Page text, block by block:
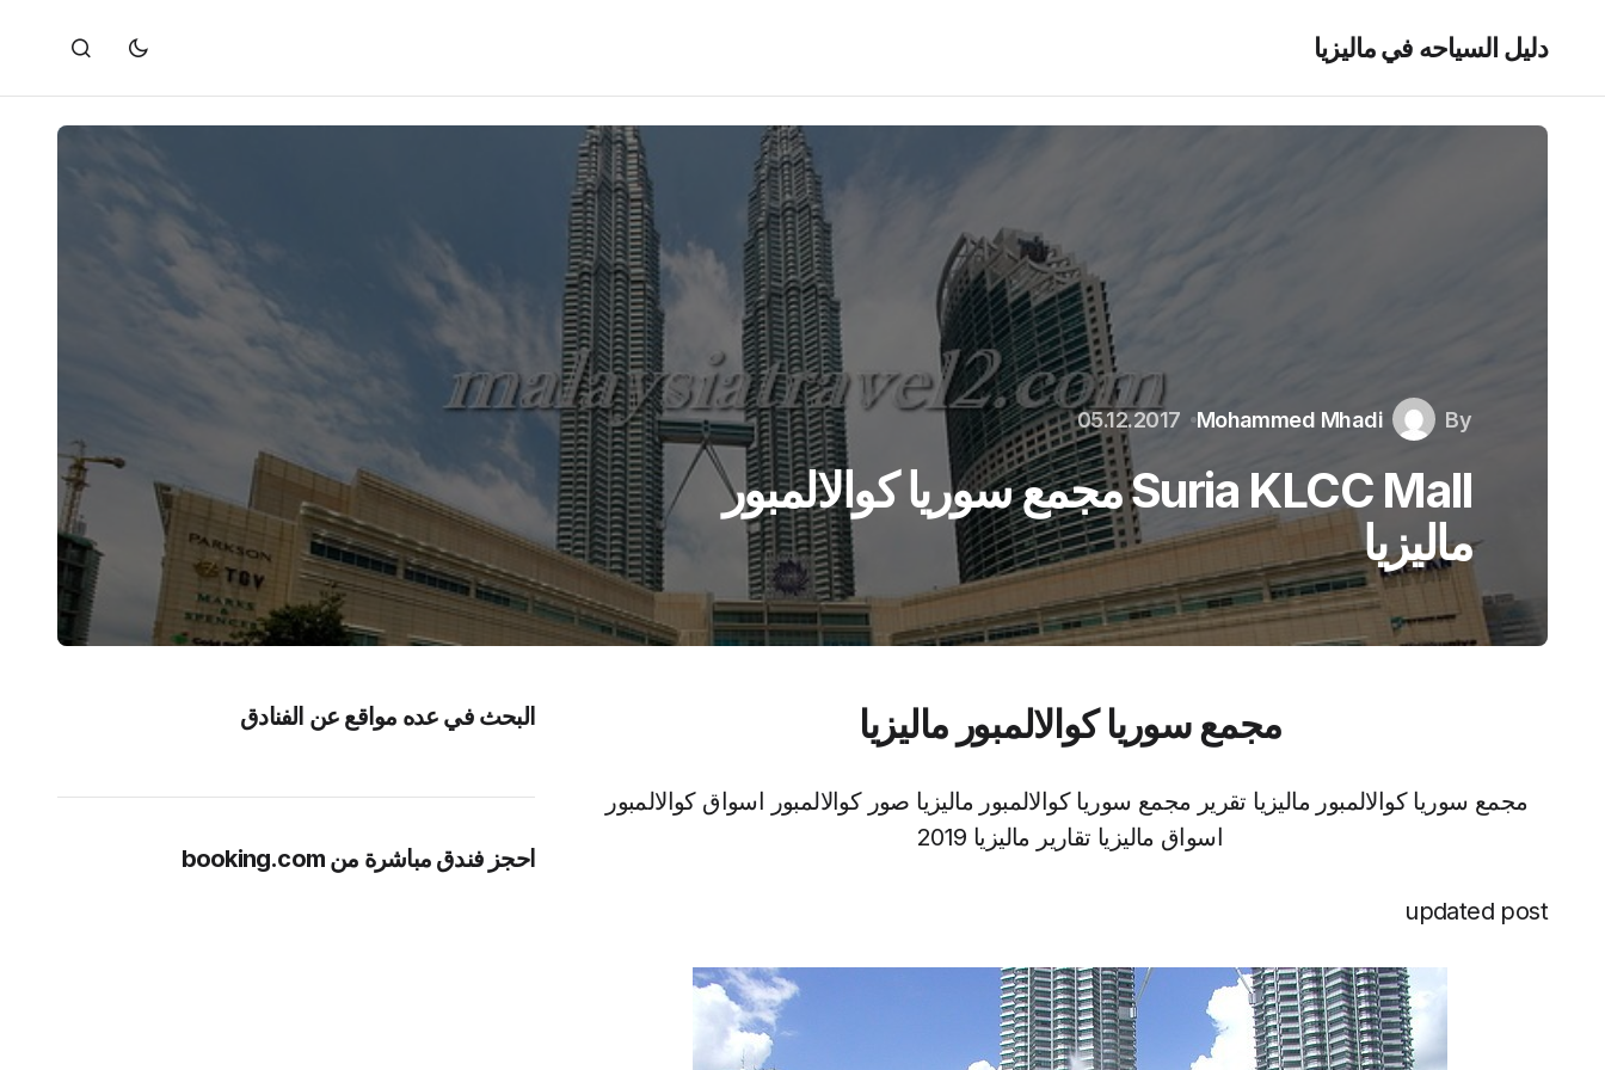
دليل السياحه في ماليزيا
By
Mohammed Mhadi
05.12.2017
Suria KLCC Mall مجمع سوريا كوالالمبور
ماليزيا
مجمع سوريا كوالالمبور ماليزيا
مجمع سوريا كوالالمبور ماليزيا تقرير مجمع سوريا كوالالمبور ماليزيا صور كوالالمبور اسواق كوالالمبور
اسواق ماليزيا تقارير ماليزيا 2019
updated post
البحث في عده مواقع عن الفنادق
احجز فندق مباشرة من booking.com